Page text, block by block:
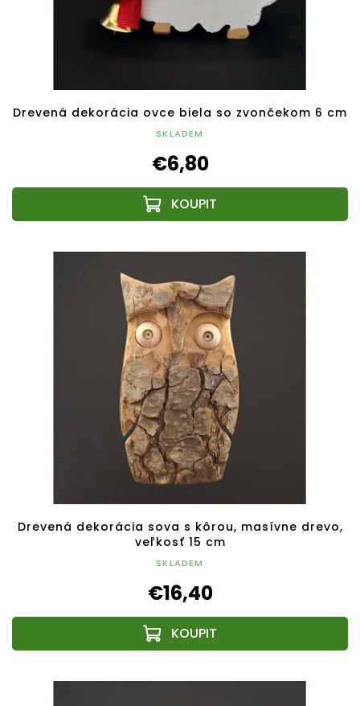
Drevená dekorácia ovce biela so zvončekom 6 cm
SKLADEM
€6,80
Drevená dekorácia sova s kôrou, masívne drevo,
veľkosť 15 cm
SKLADEM
€16,40